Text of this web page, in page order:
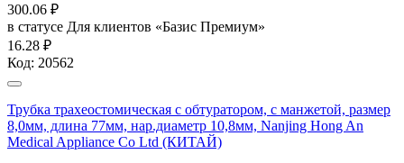
300.06 ₽
в статусе Для клиентов «Базис Премиум»
16.28 ₽
Код: 20562
Трубка трахеостомическая с обтуратором, с манжетой, размер
8,0мм, длина 77мм, нар.диаметр 10,8мм, Nanjing Hong An
Medical Appliance Co Ltd (КИТАЙ)